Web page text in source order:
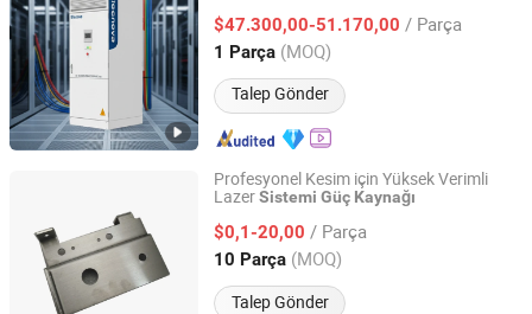
Kaynağı
$47.300,00-51.170,00 / Parça
1 Parça (MOQ)
Talep Gönder
CO., LTD.
Shanghai, China
Profesyonel Kesim için Yüksek Verimli
LazerSistemi Güç Kaynağı
$0,1-20,00 / Parça
10 Parça (MOQ)
Talep Gönder
DongGuan Deshipu Metal Products Co., Ltd.
Guangdong, China Fiyat 2021